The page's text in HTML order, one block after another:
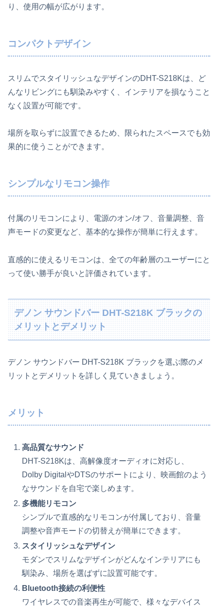
り、使用の幅が広がります。
コンパクトデザイン
スリムでスタイリッシュなデザインのDHT-S218Kは、ど
んなリビングにも馴染みやすく、インテリアを損なうこと
なく設置が可能です。
場所を取らずに設置できるため、限られたスペースでも効
果的に使うことができます。
シンプルなリモコン操作
付属のリモコンにより、電源のオン/オフ、音量調整、音
声モードの変更など、基本的な操作が簡単に行えます。
直感的に使えるリモコンは、全ての年齢層のユーザーにと
って使い勝手が良いと評価されています。
デノン サウンドバー DHT-S218K ブラックの
メリットとデメリット
デノン サウンドバー DHT-S218K ブラックを選ぶ際のメ
リットとデメリットを詳しく見ていきましょう。
メリット
高品質なサウンド
DHT-S218Kは、高解像度オーディオに対応し、
Dolby DigitalやDTSのサポートにより、映画館のよう
なサウンドを自宅で楽しめます。
多機能リモコン
シンプルで直感的なリモコンが付属しており、音量
調整や音声モードの切替えが簡単にできます。
スタイリッシュなデザイン
モダンでスリムなデザインがどんなインテリアにも
馴染み、場所を選ばずに設置可能です。
Bluetooth接続の利便性
ワイヤレスでの音楽再生が可能で、様々なデバイス